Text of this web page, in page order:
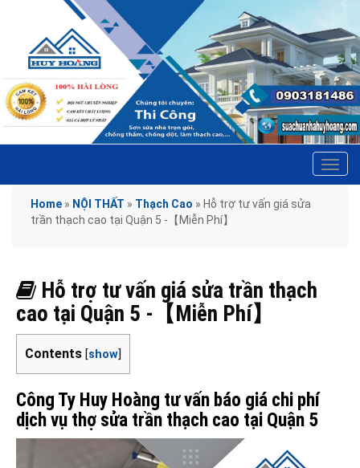
Home » NỘI THẤT » Thạch Cao » Hỗ trợ tư vấn giá sửa
trần thạch cao tại Quận 5 -【Miễn Phí】
Hỗ trợ tư vấn giá sửa trần thạch
cao tại Quận 5 -【Miễn Phí】
Contents [show]
Công Ty Huy Hoàng tư vấn báo giá chi phí
dịch vụ thợ sửa trần thạch cao tại Quận 5